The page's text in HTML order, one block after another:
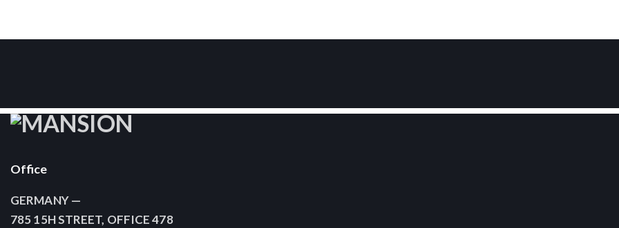
Office
GERMANY —
785 15H STREET, OFFICE 478